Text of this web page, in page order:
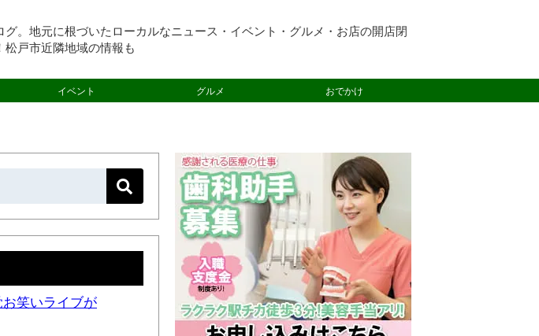
。地元に根づいたローカルなニュース・イベント・グルメ・お店の開店閉
松戸市近隣地域の情報も
イベント グルメ おでかけ
笑いライブが